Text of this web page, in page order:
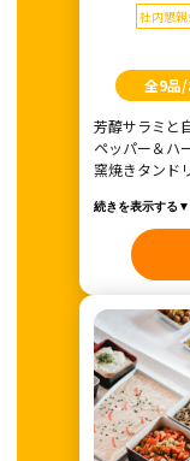
社内懇
全9品
芳醇サラミと
ペッパー＆ハ
窯焼きタンド
続きを表示する▼